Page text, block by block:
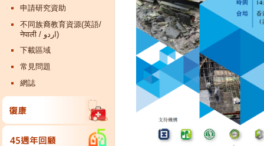
申請研究資助
不同族裔教育資源(英語/
नेपाली / اردو)
下載區域
常見問題
網誌